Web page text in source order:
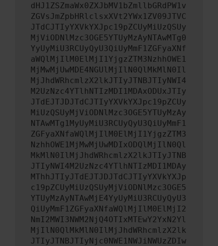
dHJ1ZSZmaWx0ZXJbMV1bZmllbGRdPW1v
ZGVsJmZpbHRlclsxXVt2YWx1ZV09JTVC
JTdCJTIyYXVkYXJpc19pZCUyMiUzQSUy
MjViODNlMzc3OGE5YTUyMzAyNTAwMTg0
YyUyMiU3RCUyQyU3QiUyMmF1ZGFyaXNf
aWQlMjIlM0ElMjI1YjgzZTM3NzhhOWE1
MjMwMjUwMDE4NGUlMjIlN0QlMkMlN0Il
MjJhdWRhcmlzX2lkJTIyJTNBJTIyNWI4
M2UzNzc4YTlhNTIzMDI1MDAxODUxJTIy
JTdEJTJDJTdCJTIyYXVkYXJpc19pZCUy
MiUzQSUyMjViODNlMzc3OGE5YTUyMzAy
NTAwMTg1MyUyMiU3RCUyQyU3QiUyMmF1
ZGFyaXNfaWQlMjIlM0ElMjI1YjgzZTM3
NzhhOWE1MjMwMjUwMDIxODQlMjIlN0Ql
MkMlN0IlMjJhdWRhcmlzX2lkJTIyJTNB
JTIyNWI4M2UzNzc4YTlhNTIzMDI1MDAy
MThhJTIyJTdEJTJDJTdCJTIyYXVkYXJp
c19pZCUyMiUzQSUyMjViODNlMzc3OGE5
YTUyMzAyNTAwMjE4YyUyMiU3RCUyQyU3
QiUyMmF1ZGFyaXNfaWQlMjIlM0ElMjI2
NmI2MWI3NWM2NjQ4OTIxMTEwY2YxN2Yl
MjIlN0QlMkMlN0IlMjJhdWRhcmlzX2lk
JTIyJTNBJTIyNjc0NWE1NWJiNWUzZDIw